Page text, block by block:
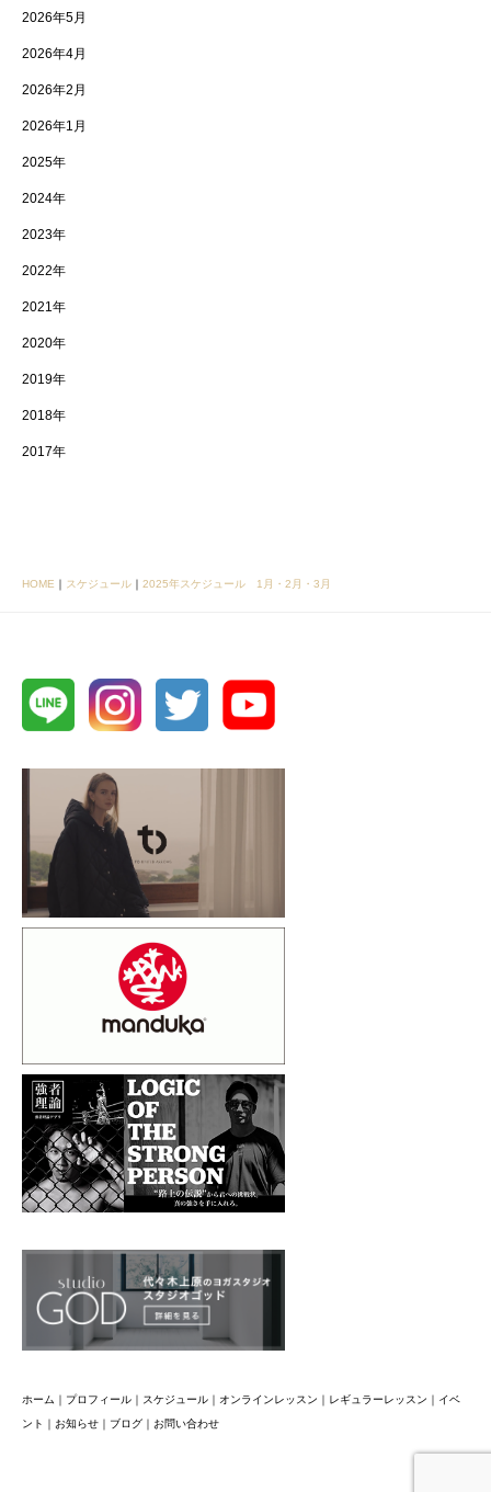
2026年5月
2026年4月
2026年2月
2026年1月
2025年
2024年
2023年
2022年
2021年
2020年
2019年
2018年
2017年
HOME ｜ スケジュール ｜ 2025年スケジュール 1月・2月・3月
ホーム ｜ プロフィール ｜ スケジュール ｜ オンラインレッスン ｜ レギュラーレッスン ｜ イベ
ント ｜ お知らせ ｜ ブログ ｜ お問い合わせ